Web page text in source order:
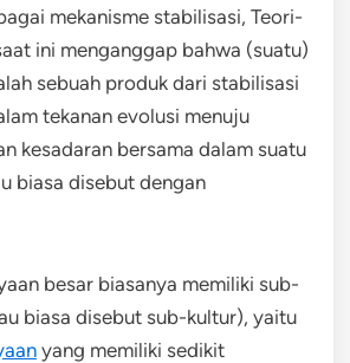
mekanisme stabilisasi, Teori-
ini menganggap bahwa (suatu)
sebuah produk dari stabilisasi
tekanan evolusi menuju
kesadaran bersama dalam suatu
biasa disebut dengan
besar biasanya memiliki sub-
biasa disebut sub-kultur), yaitu
yang memiliki sedikit